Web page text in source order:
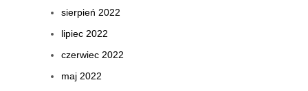
sierpień 2022
lipiec 2022
czerwiec 2022
maj 2022